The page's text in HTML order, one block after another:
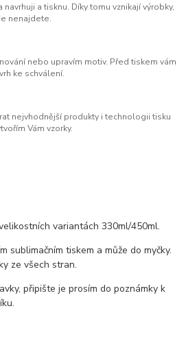
navrhuji a tisknu. Díky tomu vznikají výrobky,
nenajdete.
nebo upravím motiv. Před tiskem vám
ke schválení.
nejvhodnější produkty i technologii tisku
Vám vzorky.
variantách 330ml/450ml.
sublimačním tiskem a může do myčky.
ze všech stran.
připište je prosím do poznámky k